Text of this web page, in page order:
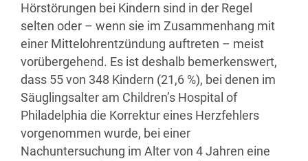
Hörstörungen bei Kindern sind in der Regel
selten oder – wenn sie im Zusammenhang mit
einer Mittelohrentzündung auftreten – meist
vorübergehend. Es ist deshalb bemerkenswert,
dass 55 von 348 Kindern (21,6 %), bei denen im
Säuglingsalter am Children’s Hospital of
Philadelphia die Korrektur eines Herzfehlers
vorgenommen wurde, bei einer
Nachuntersuchung im Alter von 4 Jahren eine